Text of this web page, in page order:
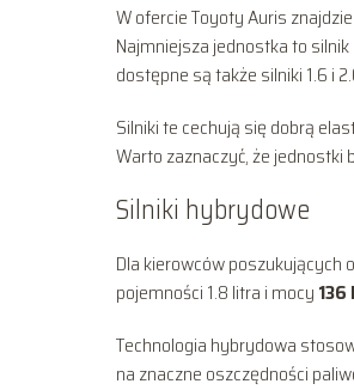
W ofercie Toyoty Auris
Najmniejsza jednostka to
dostępne są także silniki 1.6 i
Silniki te cechują się dobrą
Warto zaznaczyć, że
Silniki hybrydowe
Dla kierowców poszukujących
pojemności 1.8 litra i mocy 136
Technologia hybrydowa
na znaczne oszczędności